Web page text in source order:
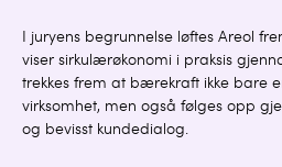
I juryens begrunnelse løftes Areol
viser sirkulærøkonomi i praksis
trekkes frem at bærekraft ikke bare
virksomhet, men også følges opp
og bevisst kundedialog.